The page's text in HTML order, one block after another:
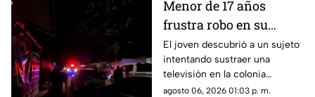
Menor de 17 años
frustra robo en su
domicilio de
Cuauhtémoc; resulta
herido de la mano
El joven descubrió a un sujeto
intentando sustraer una
televisión en la colonia
Reforma; tras forcejear con el
agosto 06, 2026 01:03 p. m.